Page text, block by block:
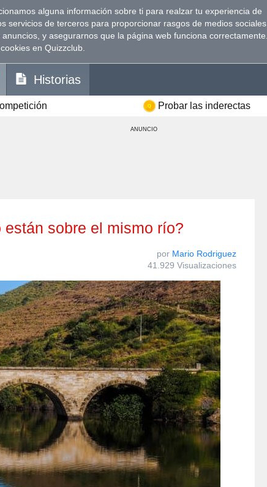
alguna información sobre ti para realzar tu experiencia de
servicios de terceros para proporcionar rasgos de medios sociales,
y asegurarnos que la página web funciona correctamente.
en Quizzclub.
Historias
Probar las inderectas
ANUNCIO
están sobre el mismo río?
por Mario Rodriguez
41.929 Visualizaciones